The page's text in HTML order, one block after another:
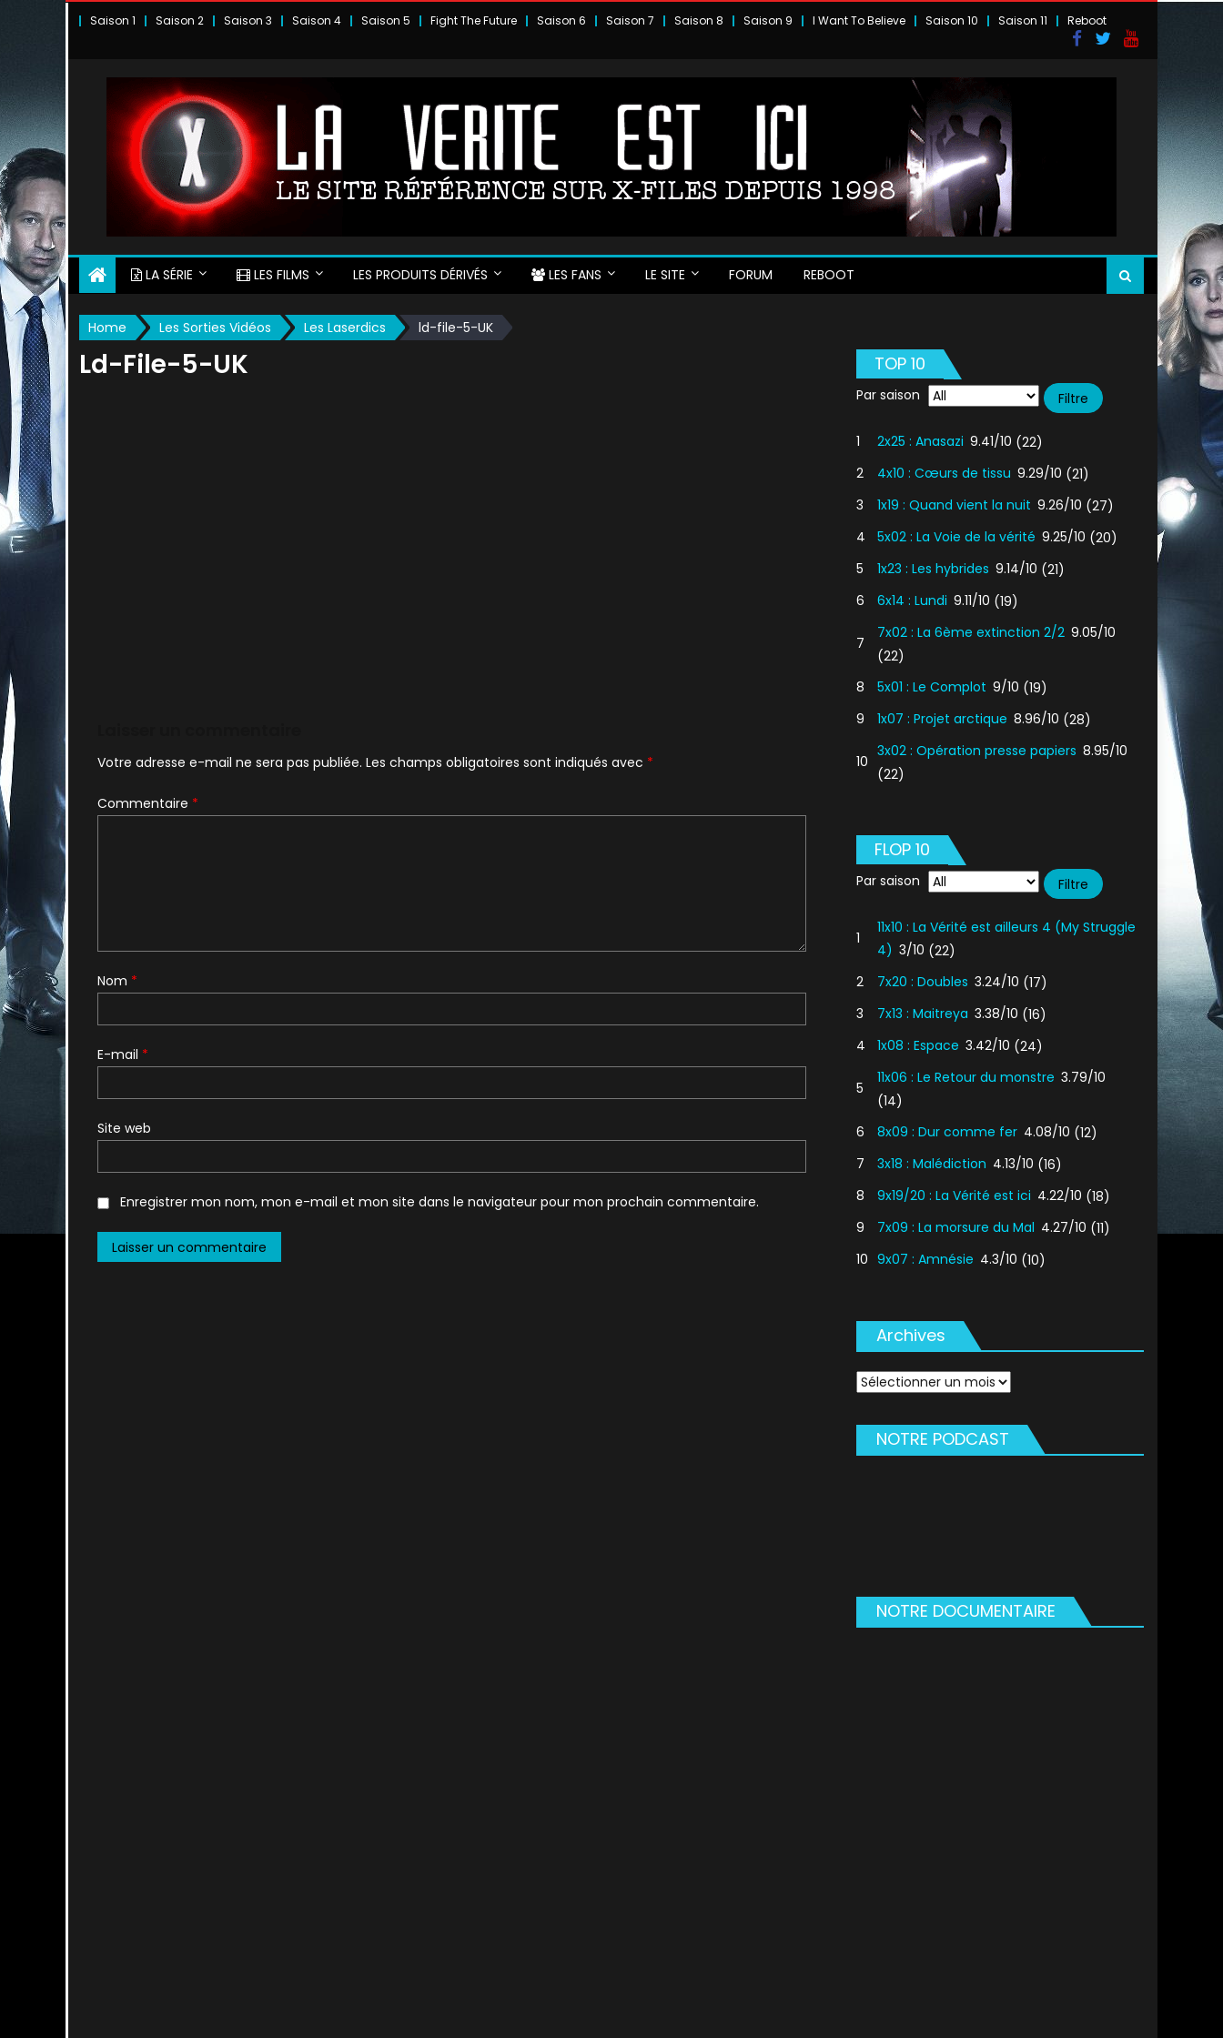
Saison 1 Saison 2 Saison 3 Saison 4 Saison 5 Fight The Future Saison 6 Saison 7 Saison 8 Saison 9 I Want To Believe Saison 10 Saison 11 Reboot
LA SÉRIE LES FILMS LES PRODUITS DÉRIVÉS LES FANS LE SITE FORUM REBOOT
Home Les Sorties Vidéos Les Laserdics ld-file-5-UK
Ld-File-5-UK
Votre adresse e-mail ne sera pas publiée. Les champs obligatoires sont indiqués avec *
Commentaire *
Nom *
E-mail *
Site web
Enregistrer mon nom, mon e-mail et mon site dans le navigateur pour mon prochain commentaire.
TOP 10
Par saison
1 2x25 : Anasazi 9.41/10 (22)
2
4x10 : Cœurs de tissu 9.29/10 (21)
3
1x19 : Quand vient la nuit 9.26/10 (27)
4
5x02 : La Voie de la vérité 9.25/10 (20)
5
1x23 : Les hybrides 9.14/10 (21)
6
6x14 : Lundi 9.11/10 (19)
7
7x02 : La 6ème extinction 2/2 9.05/10
(22)
8
5x01 : Le Complot 9/10 (19)
9
1x07 : Projet arctique 8.96/10 (28)
10
3x02 : Opération presse papiers 8.95/10
(22)
FLOP 10
Par saison
1
11x10 : La Vérité est ailleurs 4 (My Struggle
4) 3/10 (22)
2
7x20 : Doubles 3.24/10 (17)
3
7x13 : Maitreya 3.38/10 (16)
4
1x08 : Espace 3.42/10 (24)
5
11x06 : Le Retour du monstre 3.79/10
(14)
6
8x09 : Dur comme fer 4.08/10 (12)
7
3x18 : Malédiction 4.13/10 (16)
8
9x19/20 : La Vérité est ici 4.22/10 (18)
9
7x09 : La morsure du Mal 4.27/10 (11)
10 9x07 : Amnésie 4.3/10 (10)
Archives
Archives
NOTRE PODCAST
NOTRE DOCUMENTAIRE